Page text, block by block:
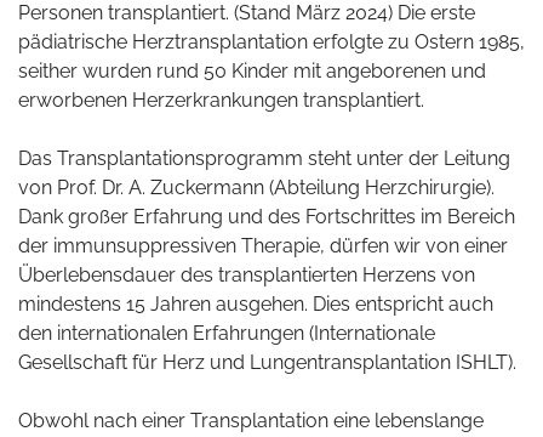
Personen transplantiert. (Stand März 2024) Die erste
pädiatrische Herztransplantation erfolgte zu Ostern 1985,
seither wurden rund 50 Kinder mit angeborenen und
erworbenen Herzerkrankungen transplantiert.
Das Transplantationsprogramm steht unter der Leitung
von Prof. Dr. A. Zuckermann (Abteilung Herzchirurgie).
Dank großer Erfahrung und des Fortschrittes im Bereich
der immunsuppressiven Therapie, dürfen wir von einer
Überlebensdauer des transplantierten Herzens von
mindestens 15 Jahren ausgehen. Dies entspricht auch
den internationalen Erfahrungen (Internationale
Gesellschaft für Herz und Lungentransplantation ISHLT).
Obwohl nach einer Transplantation eine lebenslange